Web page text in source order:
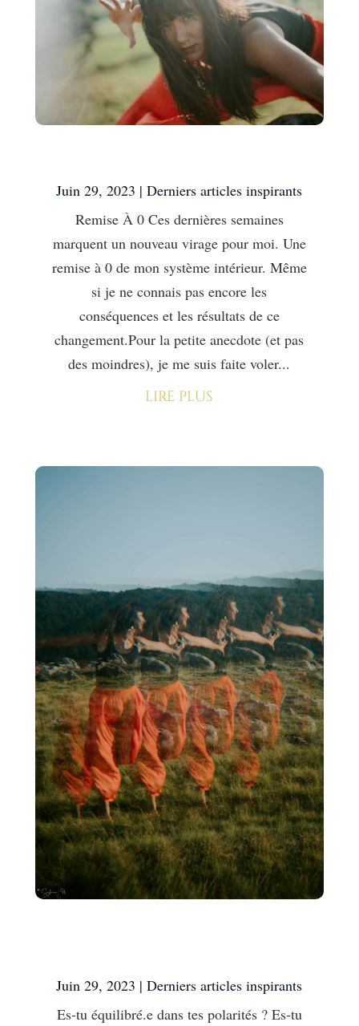
Juin 29, 2023 |Derniers articles inspirants
Remise À 0 Ces dernières semaines
marquent un nouveau virage pour moi. Une
remise à 0 de mon système intérieur. Même
si je ne connais pas encore les
conséquences et les résultats de ce
changement.Pour la petite anecdote (et pas
des moindres), je me suis faite voler...
lire plus
Juin 29, 2023 |Derniers articles inspirants
Es-tu équilibré.e dans tes polarités ? Es-tu